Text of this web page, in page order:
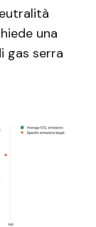
una
gas serra